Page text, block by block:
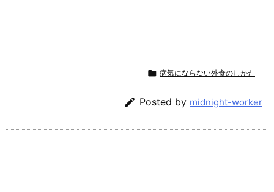
 病気にならない外食のしかた
 Posted by midnight-worker